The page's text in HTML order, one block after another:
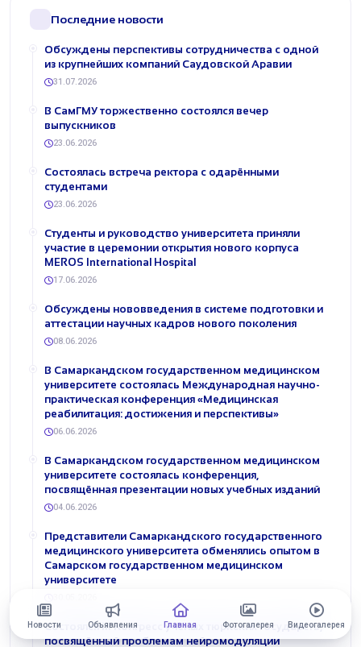
Последние новости
Обсуждены перспективы сотрудничества с одной
из крупнейших компаний Саудовской Аравии
31.07.2026
В СамГМУ торжественно состоялся вечер
выпускников
23.06.2026
Состоялась встреча ректора с одарёнными
студентами
23.06.2026
Студенты и руководство университета приняли
участие в церемонии открытия нового корпуса
MEROS International Hospital
17.06.2026
Обсуждены нововведения в системе подготовки и
аттестации научных кадров нового поколения
08.06.2026
В Самаркандском государственном медицинском
университете состоялась Международная научно-
практическая конференция «Медицинская
реабилитация: достижения и перспективы»
06.06.2026
В Самаркандском государственном медицинском
университете состоялась конференция,
посвящённая презентации новых учебных изданий
04.06.2026
Представители Самаркандского государственного
медицинского университета обменялись опытом в
Самарском государственном медицинском
университете
Состоялся III Конгресс учёных тюркских государств,
посвящённый проблемам нейромодуляции
Новости Объявления Главная Фотогалерея Видеогалерея